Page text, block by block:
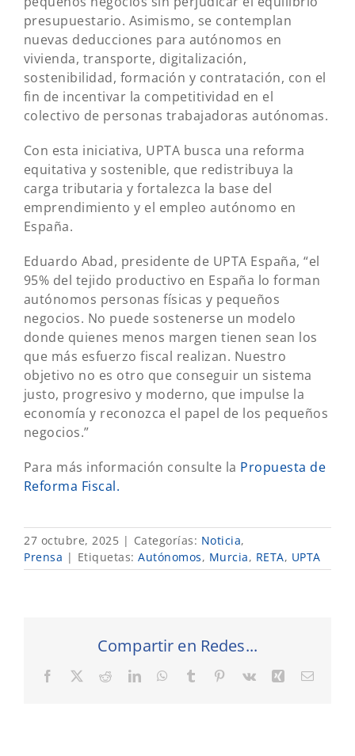
presupuestario. Asimismo, se contemplan
nuevas deducciones para autónomos en
vivienda, transporte, digitalización,
sostenibilidad, formación y contratación, con el
fin de incentivar la competitividad en el
colectivo de personas trabajadoras autónomas.
Con esta iniciativa, UPTA busca una reforma
equitativa y sostenible, que redistribuya la
carga tributaria y fortalezca la base del
emprendimiento y el empleo autónomo en
España.
Eduardo Abad, presidente de UPTA España, “el
95% del tejido productivo en España lo forman
autónomos personas físicas y pequeños
negocios. No puede sostenerse un modelo
donde quienes menos margen tienen sean los
que más esfuerzo fiscal realizan. Nuestro
objetivo no es otro que conseguir un sistema
justo, progresivo y moderno, que impulse la
economía y reconozca el papel de los pequeños
negocios.”
Para más información consulte la Propuesta de
Reforma Fiscal.
27 octubre, 2025 | Categorías: Noticia,
Prensa | Etiquetas: Autónomos, Murcia, RETA, UPTA
Compartir en Redes...
Facebook RedditLinkedInWhatsApp
Tumblr Pinterest
Vk XingCorreo